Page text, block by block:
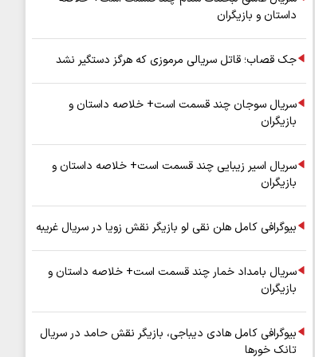
داستان و بازیگران
جک قصاب؛ قاتل سریالی مرموزی که هرگز دستگیر نشد
سریال سوجان چند قسمت است+ خلاصه داستان و
بازیگران
سریال اسیر زیبایی چند قسمت است+ خلاصه داستان و
بازیگران
بیوگرافی کامل هلن نقی لو بازیگر نقش زویا در سریال غریبه
سریال بامداد خمار چند قسمت است+ خلاصه داستان و
بازیگران
بیوگرافی کامل هادی دیباجی، بازیگر نقش حامد در سریال
تانک خورها